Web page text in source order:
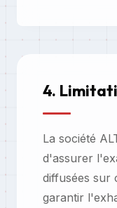
4.
La société
d'assurer
diffusées sur
garantir